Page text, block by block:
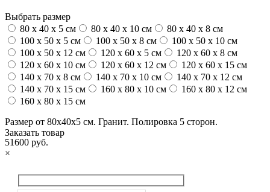
Выбрать размер
80 x 40 x 5 см
80 x 40 x 10 см
80 x 40 x 8 см
100 x 50 x 5 см
100 х 50 х 8 см
100 x 50 x 10 см
100 x 50 x 12 см
120 x 60 x 5 см
120 x 60 x 8 см
120 x 60 x 10 см
120 x 60 x 12 см
120 x 60 x 15 см
140 x 70 x 8 см
140 x 70 x 10 см
140 x 70 x 12 см
140 x 70 x 15 см
160 x 80 x 10 см
160 x 80 x 12 см
160 x 80 x 15 см
Размер от 80х40х5 см. Гранит. Полировка 5 сторон.
51600 руб.
Заказать товар
×